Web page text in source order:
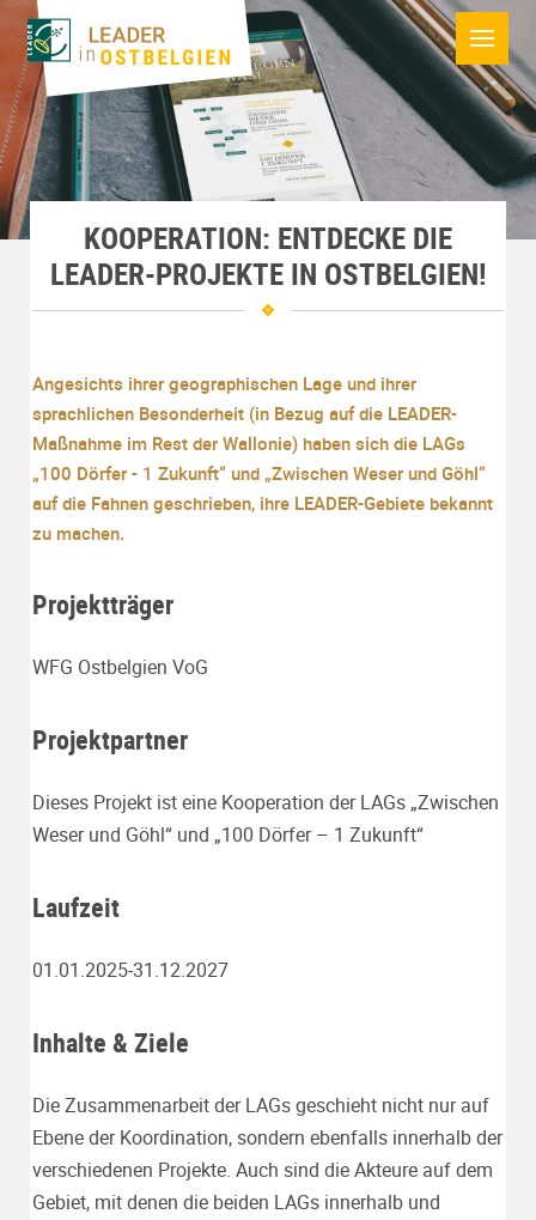
KOOPERATION: ENTDECKE DIE
LEADER-PROJEKTE IN OSTBELGIEN!
Angesichts ihrer geographischen Lage und ihrer
sprachlichen Besonderheit (in Bezug auf die LEADER-
Maßnahme im Rest der Wallonie) haben sich die LAGs
„100 Dörfer - 1 Zukunft“ und „Zwischen Weser und Göhl“
auf die Fahnen geschrieben, ihre LEADER-Gebiete bekannt
zu machen.
Projektträger
WFG Ostbelgien VoG
Projektpartner
Dieses Projekt ist eine Kooperation der LAGs „Zwischen
Weser und Göhl“ und „100 Dörfer – 1 Zukunft“
Laufzeit
01.01.2025-31.12.2027
Inhalte & Ziele
Die Zusammenarbeit der LAGs geschieht nicht nur auf
Ebene der Koordination, sondern ebenfalls innerhalb der
verschiedenen Projekte. Auch sind die Akteure auf dem
Gebiet, mit denen die beiden LAGs innerhalb und